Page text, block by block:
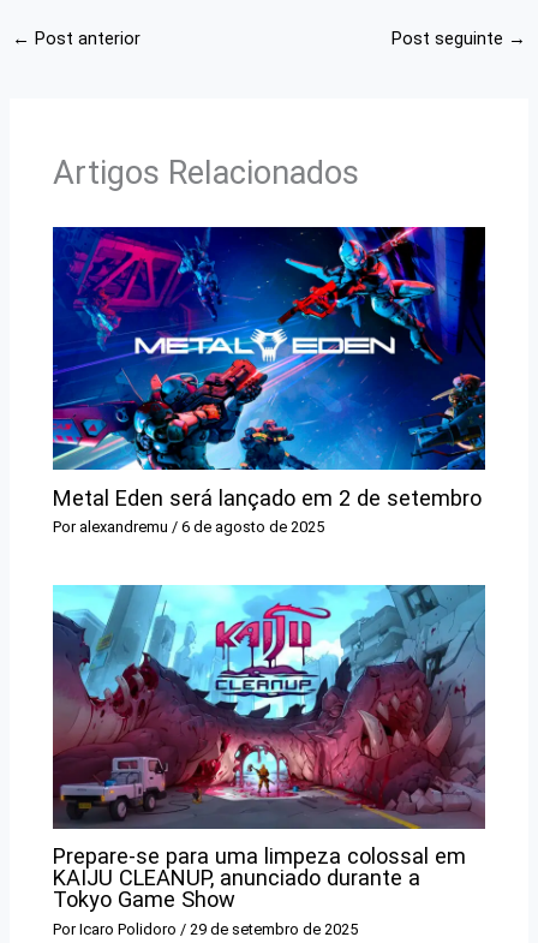
← Post anterior Post seguinte →
Artigos Relacionados
Metal Eden será lançado em 2 de setembro
Por alexandremu /6 de agosto de 2025
Prepare-se para uma limpeza colossal em
KAIJU CLEANUP, anunciado durante a
Tokyo Game Show
PorIcaro Polidoro / 29 de setembro de 2025